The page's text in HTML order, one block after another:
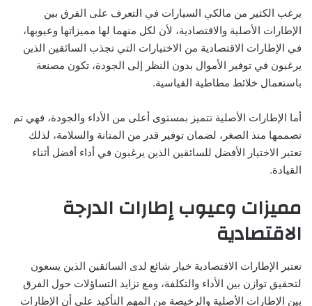
يرغب الكثير من مالكي السيارات في التعرف على الفرق بين
الإطارات الأصلية والاقتصادية، لأن لكل منهما لها مميزاتها وعيوبها،
في الإطارات الاقتصادية من الاختيارات التي تجذب السائقين الذين
يرغبون في توفير الأموال بدون النظر إلى الجودة، تكون مصنعة
باستعمال خلائط مطاطية القياسية.
أما الإطارات الأصلية تتميز بمستوى أعلى من الأداء والجودة، فهي تم
تصممها منذ الصغر، لضمان توفير قدر من المتانة والسلامة، لذلك
تعتبر الاختيار الأفضل للسائقين الذين يرغبون في أداء أفضل أثناء
القيادة.
مميزات وعيوب إطارات الدرجة
الاقتصادية
تعتبر الإطارات الاقتصادية خيار شائع لدى السائقين الذين يسعون
لتحقيق توازن بين الأداء والتكلفة، ومع تزايد التساؤلات حول الفرق
بين الإطارات الأصلية والرخيصة من المهم التأكيد على أن الإطارات